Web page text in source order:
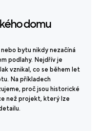
domu
bytu nikdy nezačíná
podlahy. Nejdřív je
vznikal, co se během let
Na příkladech
proč jsou historické
než projekt, který lze